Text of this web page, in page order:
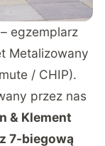
egzemplarz
Metalizowany
/ CHIP).
przez nas
& Klement
7-biegową